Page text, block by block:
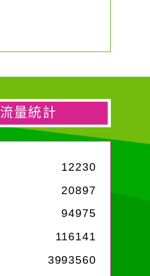
流量統計
12230
20897
94975
116141
3993560